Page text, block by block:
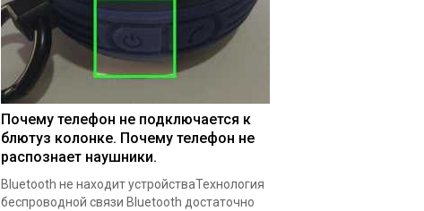
Почему телефон не подключается к
блютуз колонке. Почему телефон не
распознает наушники.
Bluetooth не находит устройстваТехнология
беспроводной связи Bluetooth достаточно